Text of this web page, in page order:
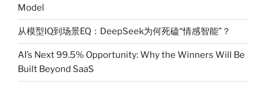
Model
从模型IQ到场景EQ：DeepSeek为何死磕“情感智能”？
AI’s Next 99.5% Opportunity: Why the Winners Will Be
Built Beyond SaaS